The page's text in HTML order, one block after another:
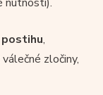
,
zločiny,